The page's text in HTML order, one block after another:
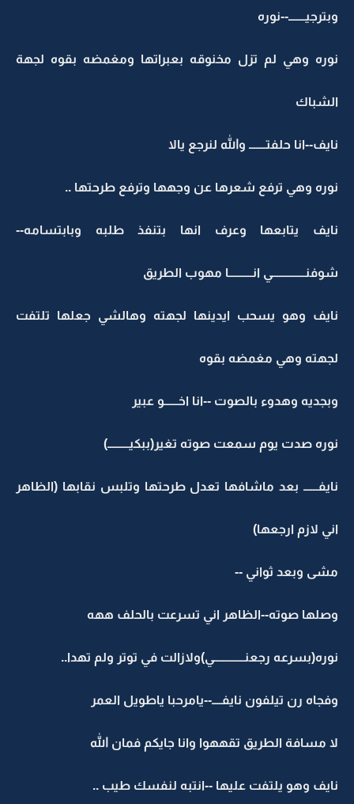
وبترجيـــــــ--نوره
نوره وهي لم تزل مخنوقه بعبراتها ومغمضه بقوه لجهة
الشباك
نايف--انا حلفتـــــــ والله لنرجع يالا
نوره وهي ترفع شعرها عن وجهها وترفع طرحتها ..
نايف يتابعها وعرف انها بتنفذ طلبه وبابتسامه--
شوفنــــــــــــــي انــــــــــا مهوب الطريق
نايف وهو يسحب ايدينها لجهته وهالشي جعلها تلتفت
لجهته وهي مغمضه بقوه
وبجديه وهدوء بالصوت --انا اخــــــو عبير
نوره صدت يوم سمعت صوته تغير(ببكيـــــــــ)
نايفــــــ بعد ماشافها تعدل طرحتها وتلبس نقابها (الظاهر
اني لازم ارجعها)
مشى وبعد ثواني --
وصلها صوته--الظاهر اني تسرعت بالحلف ههه
نوره(بسرعه رجعنـــــــــــــي)ولازالت في توتر ولم تهدا..
وفجاه رن تيلفون نايفــــ--يامرحبا ياطويل العمر
لا مسافة الطريق تقههوا وانا جايكم فمان الله
نايف وهو يلتفت عليها --انتبه لنفسك طيب ..